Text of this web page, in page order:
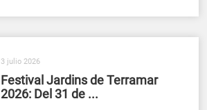
3 julio 2026
Festival Jardins de Terramar
2026: Del 31 de ...